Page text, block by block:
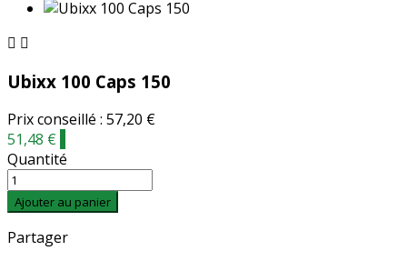
 
Ubixx 100 Caps 150
Prix conseillé : 57,20 €
51,48 €
Quantité
Ajouter au panier
Partager